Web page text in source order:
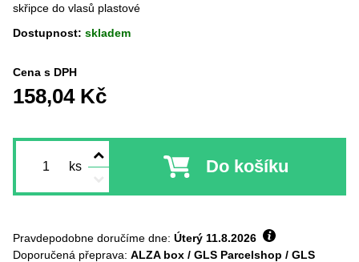
skřipce do vlasů plastové
Dostupnost: skladem
Cena s DPH
158,04 Kč
ks Do košíku
Pravdepodobne doručíme dne: Úterý 11.8.2026
ALZA box / GLS Parcelshop / GLS